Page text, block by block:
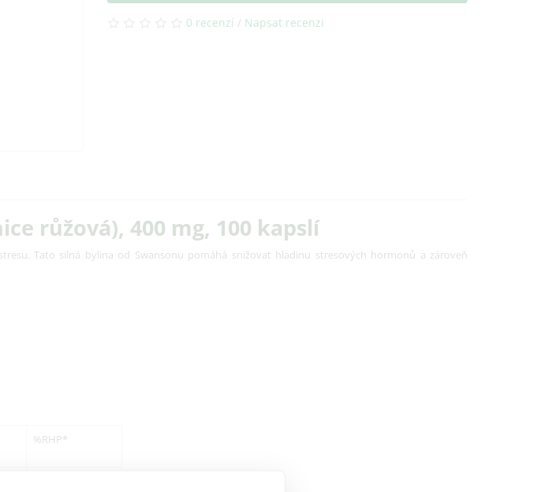
0 recenzí / Napsat recenzi
růžová), 400 mg, 100 kapslí
Tato silná bylina od Swansonu pomáhá snižovat hladinu stresových hormonů a zároveň
%RHP*